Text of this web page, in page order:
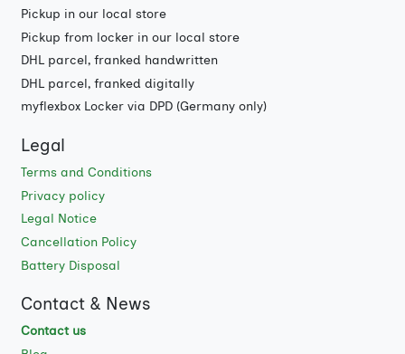
Pickup in our local store
Pickup from locker in our local store
DHL parcel, franked handwritten
DHL parcel, franked digitally
myflexbox Locker via DPD (Germany only)
Legal
Terms and Conditions
Privacy policy
Legal Notice
Cancellation Policy
Battery Disposal
Contact & News
Contact us